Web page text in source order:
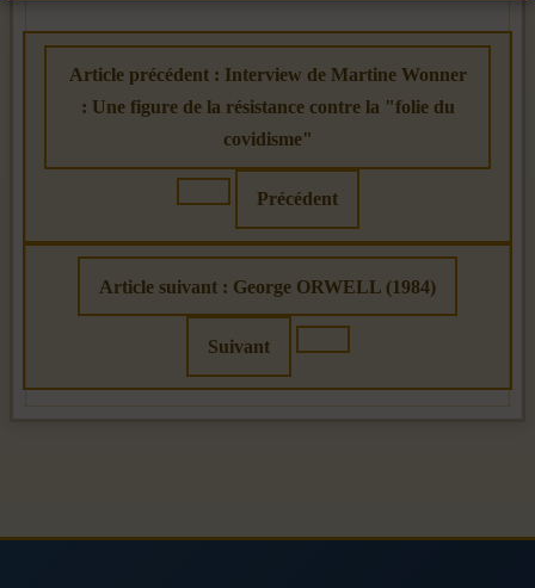
Article précédent : Interview de Martine Wonner
: Une figure de la résistance contre la "folie du
covidisme"
Précédent
Article suivant : George ORWELL (1984)
Suivant